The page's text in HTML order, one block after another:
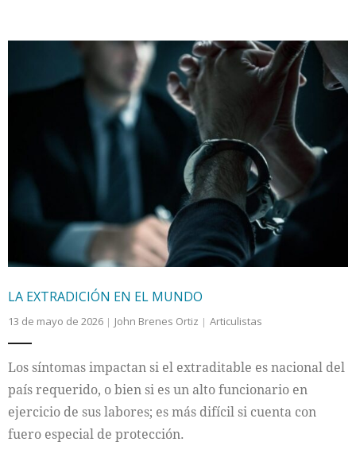
LA EXTRADICIÓN EN EL MUNDO
13 de mayo de 2026 John Brenes Ortiz Articulistas
Los síntomas impactan si el extraditable es nacional del
país requerido, o bien si es un alto funcionario en
ejercicio de sus labores; es más difícil si cuenta con
fuero especial de protección.